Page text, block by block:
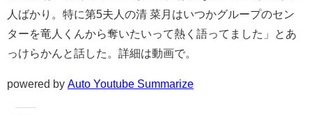
人ばかり。特に第5夫人の清 菜月はいつかグループのセン
ターを竜人くんから奪いたいって熱く語ってました」とあ
っけらかんと話した。詳細は動画で。
powered by Auto Youtube Summarize